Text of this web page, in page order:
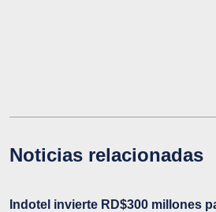
Noticias relacionadas
Indotel invierte RD$300 millones